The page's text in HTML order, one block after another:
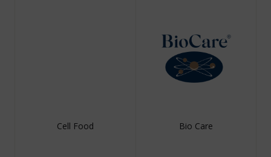
Cell Food Bio Care